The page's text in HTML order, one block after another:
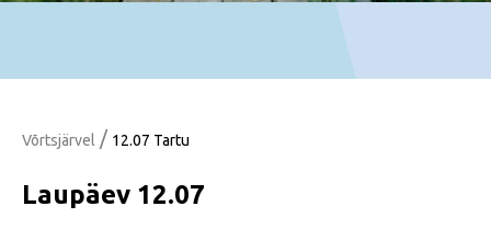
Võrtsjärvel / 12.07 Tartu
Laupäev 12.07